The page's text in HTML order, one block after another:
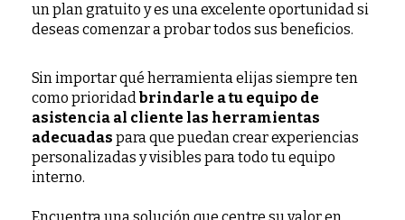
un plan gratuito y es una excelente oportunidad si
deseas comenzar a probar todos sus beneficios.
Sin importar qué herramienta elijas siempre ten
como prioridadbrindarle a tu equipo de
asistencia al cliente las herramientas
adecuadas para que puedan crear experiencias
personalizadas y visibles para todo tu equipo
interno.